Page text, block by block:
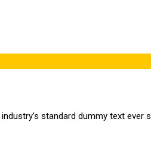
standard dummy text